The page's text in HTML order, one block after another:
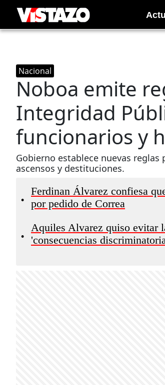
Nacional
Noboa emite
Integridad
funcionarios y
Gobierno establece nuevas
ascensos y destituciones.
•
Ferdinan Álvarez confiesa
por pedido de Correa
•
Aquiles Alvarez quiso evitar
'consecuencias